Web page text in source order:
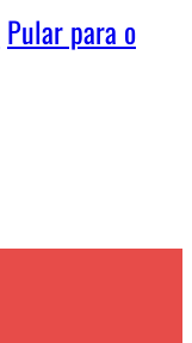
Pular para o